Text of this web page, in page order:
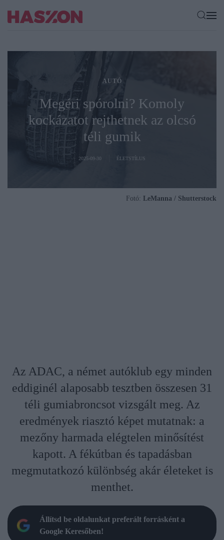
AUTÓ
Megéri spórolni? Komoly
kockázatot rejthetnek az olcsó
téli gumik
2025-09-30 ÉLETSTÍLUS
Fotó: LeManna / Shutterstock
Az ADAC, a német autóklub egy minden
eddiginél alaposabb tesztben összesen 31
téli gumiabroncsot vizsgált meg. Az
eredmények riasztó képet mutatnak: a
mezőny harmada elégtelen minősítést
kapott. A fékútban és tapadásban
megmutatkozó különbség akár életeket is
menthet.
Állítsd be oldalunkat preferált forrásként a
Google Keresőben!